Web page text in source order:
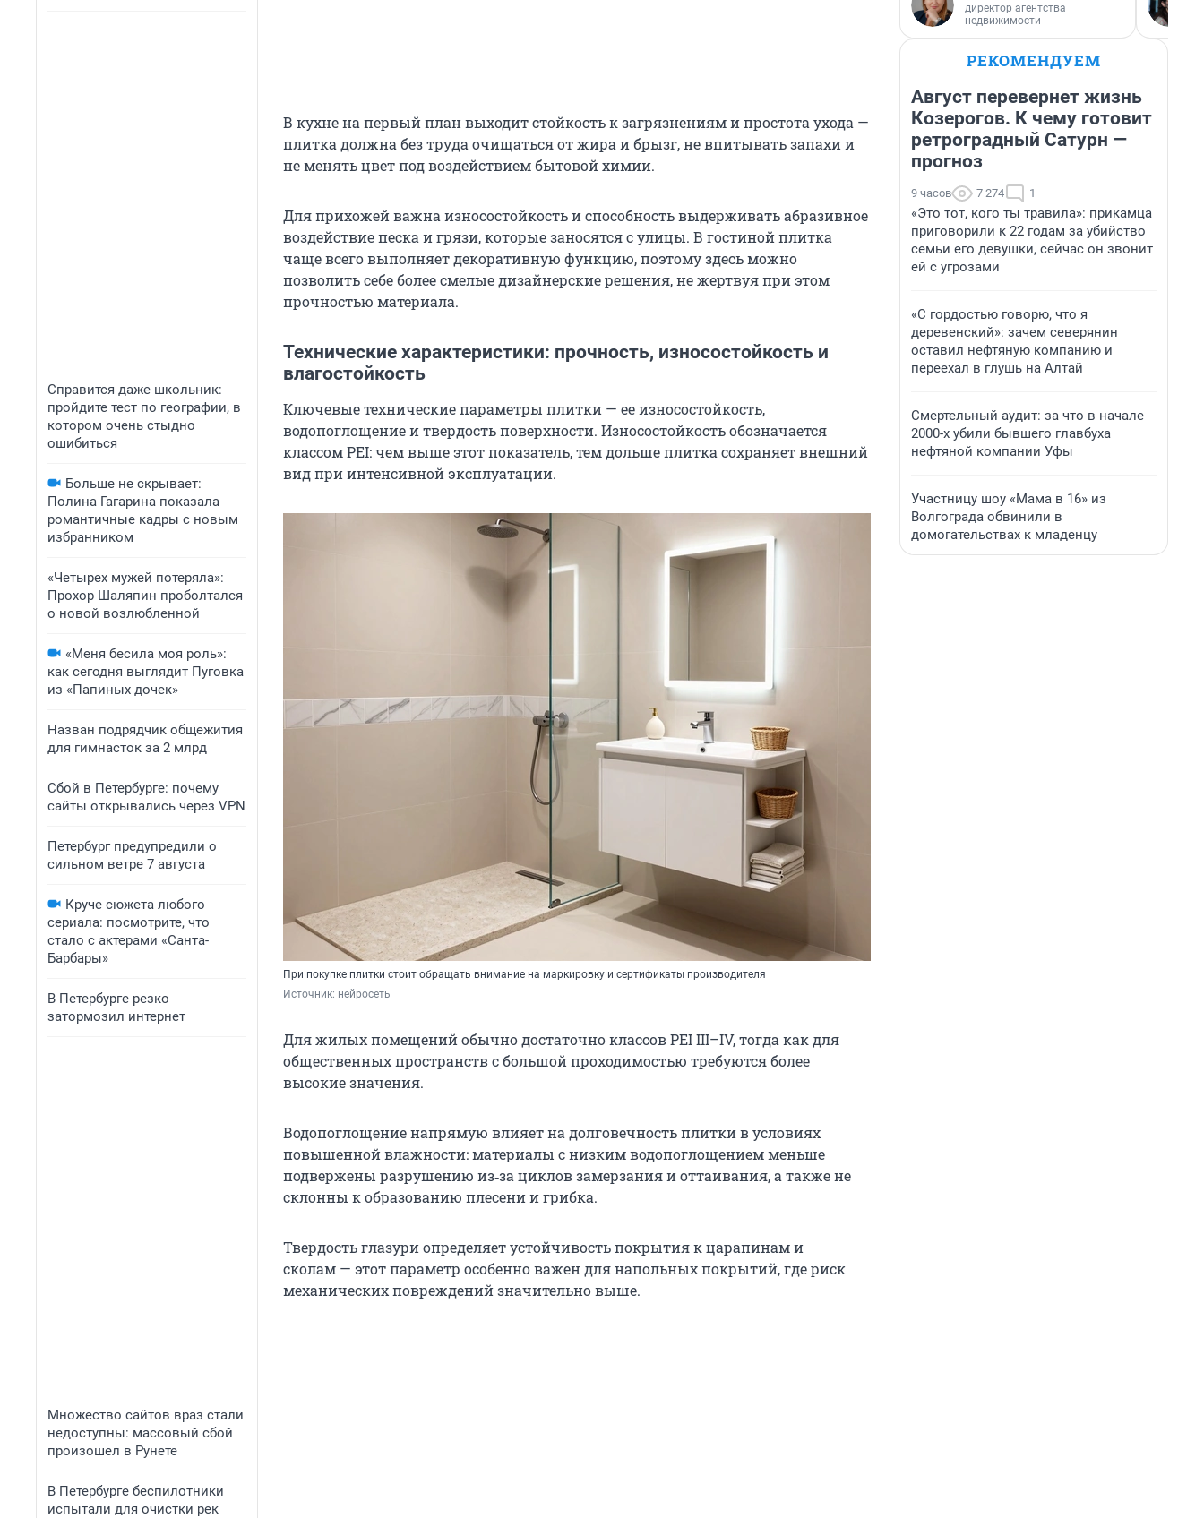
Справится даже школьник:
пройдите тест по географии, в
котором очень стыдно
ошибиться
Больше не скрывает:
Полина Гагарина показала
романтичные кадры с новым
избранником
«Четырех мужей потеряла»:
Прохор Шаляпин проболтался
о новой возлюбленной
«Меня бесила моя роль»:
как сегодня выглядит Пуговка
из «Папиных дочек»
Назван подрядчик общежития
для гимнасток за 2 млрд
Сбой в Петербурге: почему
сайты открывались через VPN
Петербург предупредили о
сильном ветре 7 августа
Круче сюжета любого
сериала: посмотрите, что
стало с актерами «Санта-
Барбары»
В Петербурге резко
затормозил интернет
Множество сайтов враз стали
недоступны: массовый сбой
произошел в Рунете
В Петербурге беспилотники
испытали для очистки рек
В кухне на первый план выходит стойкость к загрязнениям и простота ухода —
плитка должна без труда очищаться от жира и брызг, не впитывать запахи и
не менять цвет под воздействием бытовой химии.
Для прихожей важна износостойкость и способность выдерживать абразивное
воздействие песка и грязи, которые заносятся с улицы. В гостиной плитка
чаще всего выполняет декоративную функцию, поэтому здесь можно
позволить себе более смелые дизайнерские решения, не жертвуя при этом
прочностью материала.
Технические характеристики: прочность, износостойкость и
влагостойкость
Ключевые технические параметры плитки — ее износостойкость,
водопоглощение и твердость поверхности. Износостойкость обозначается
классом PEI: чем выше этот показатель, тем дольше плитка сохраняет внешний
вид при интенсивной эксплуатации.
При покупке плитки стоит обращать внимание на маркировку и сертификаты производителя
Источник: нейросеть
Для жилых помещений обычно достаточно классов PEI III–IV, тогда как для
общественных пространств с большой проходимостью требуются более
высокие значения.
Водопоглощение напрямую влияет на долговечность плитки в условиях
повышенной влажности: материалы с низким водопоглощением меньше
подвержены разрушению из‑за циклов замерзания и оттаивания, а также не
склонны к образованию плесени и грибка.
Твердость глазури определяет устойчивость покрытия к царапинам и
сколам — этот параметр особенно важен для напольных покрытий, где риск
механических повреждений значительно выше.
директор агентства
недвижимости
РЕКОМЕНДУЕМ
Август перевернет жизнь
Козерогов. К чему готовит
ретроградный Сатурн —
прогноз
9 часов 7 274 1
«Это тот, кого ты травила»: прикамца
приговорили к 22 годам за убийство
семьи его девушки, сейчас он звонит
ей с угрозами
«С гордостью говорю, что я
деревенский»: зачем северянин
оставил нефтяную компанию и
переехал в глушь на Алтай
Смертельный аудит: за что в начале
2000-х убили бывшего главбуха
нефтяной компании Уфы
Участницу шоу «Мама в 16» из
Волгограда обвинили в
домогательствах к младенцу